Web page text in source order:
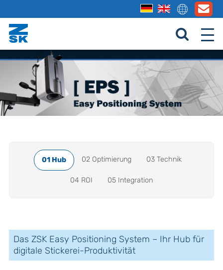
01 Hub 02 Optimierung 03 Technik
04 ROI 05 Integration
Das ZSK Easy Positioning System – Ihr Hub für
digitale Stickerei-Produktivität